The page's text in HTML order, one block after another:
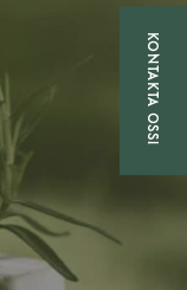
KONTAKTA OSS!